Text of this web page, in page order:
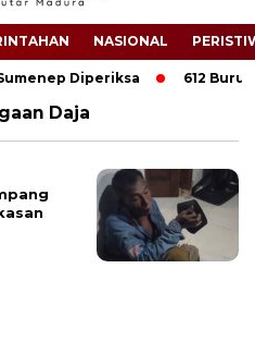
NASIONAL
Diperiksa 612 Buruh
Daja